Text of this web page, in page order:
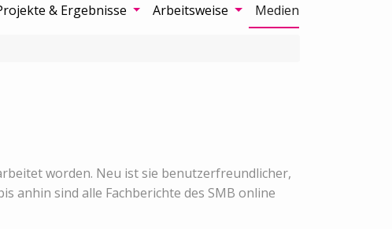
& Ergebnisse Arbeitsweise Medien
worden. Neu ist sie benutzerfreundlicher,
anhin sind alle Fachberichte des SMB online